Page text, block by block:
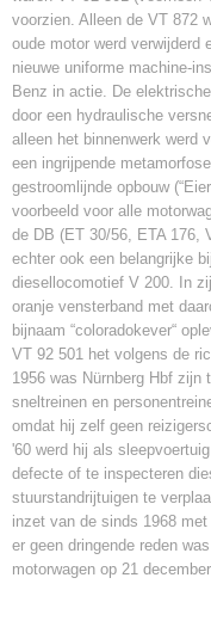
voorzien. Alleen de VT 872
oude motor werd verwijderd
nieuwe uniforme machine-
Benz in actie. De
door een hydraulische
alleen het binnenwerk werd
een ingrijpende
gestroomlijnde opbouw
voorbeeld voor alle
de DB (ET 30/56, ETA 176,
echter ook een belangrijke
diesellocomotief V 200. In
oranje vensterband met
bijnaam “coloradokever“
VT 92 501 het volgens de
1956 was Nürnberg Hbf
sneltreinen en
omdat hij zelf geen
'60 werd hij als
defecte of te inspecteren
stuurstandrijtuigen te
inzet van de sinds 1968
er geen dringende reden
motorwagen op 21